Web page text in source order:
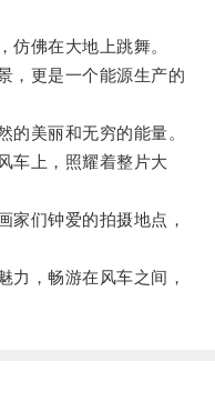
佛在大地上跳舞。
更是一个能源生产的
美丽和无穷的能量。
上，照耀着整片大
们钟爱的拍摄地点，
，畅游在风车之间，